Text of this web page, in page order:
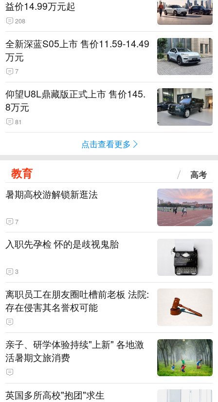
益价14.99万元起
208
全新深蓝S05上市 售价11.59-14.49
万元
7
仰望U8L鼎藏版正式上市 售价145.
8万元
81
点击查看更多
教育 高考
暑期高校游解锁新逛法
7
入职先孕检 怀的是歧视鬼胎
3
离职员工在朋友圈吐槽前老板 法院:
存在侵害其名誉权可能
亲子、研学体验持续"上新" 各地激
活暑期文旅消费
英国多所高校"抱团"求生